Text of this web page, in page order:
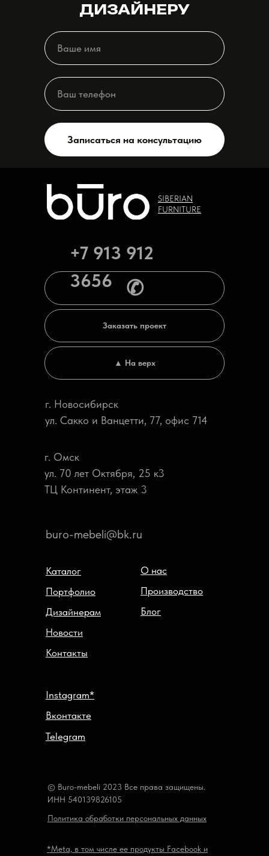
ДИЗАЙНЕРУ
Записаться на консультацию
+7 913 912
3656
Блог
О нас
Производство
Instagram*
Вконтакте
Telegram
▲ На верх
г. Новосибирск
ул. Сакко и Ванцетти, 77, офис 714
Заказать проект
buro-mebeli@bk.ru
✆
© Buro-mebeli 2023 Все права защищены.
ИНН 540139826105
*Meta, в том числе ее продукты Facebook и
Политика обработки персональных данных
г. Омск
ул. 70 лет Октября, 25 к3
ТЦ Континент, этаж 3
SIBERIAN
FURNITURE
Контакты
Каталог
Портфолио
Дизайнерам
Новости